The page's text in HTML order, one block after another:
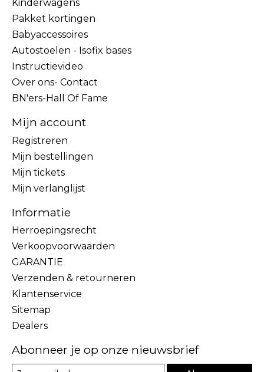
Kinderwagens
Pakket kortingen
Babyaccessoires
Autostoelen - Isofix bases
Instructievideo
Over ons- Contact
BN'ers-Hall Of Fame
Mijn account
Registreren
Mijn bestellingen
Mijn tickets
Mijn verlanglijst
Informatie
Herroepingsrecht
Verkoopvoorwaarden
GARANTIE
Verzenden & retourneren
Klantenservice
Sitemap
Dealers
Abonneer je op onze nieuwsbrief